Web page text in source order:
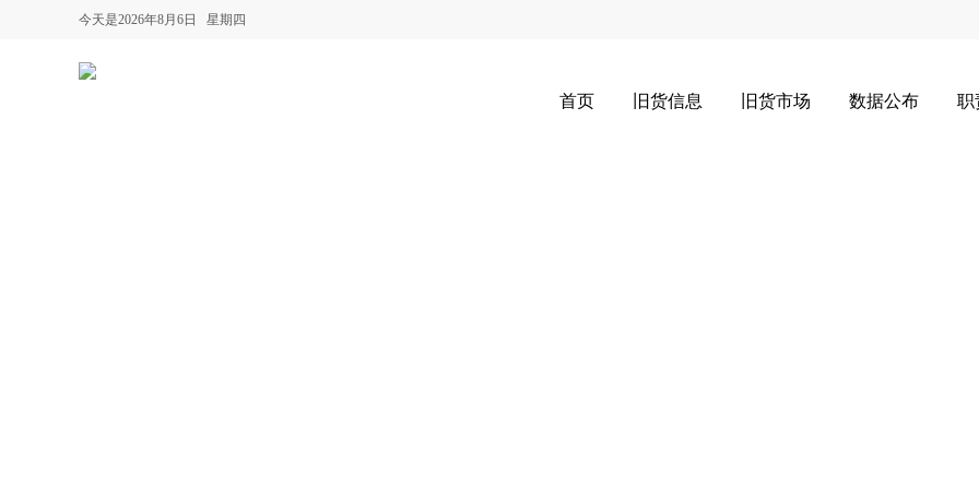
今天是2026年8月6日 星期四
首页 旧货信息 旧货市场 数据公布 职